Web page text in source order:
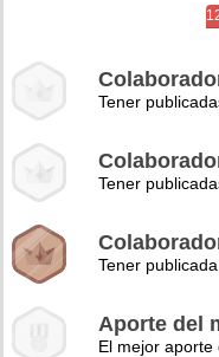
Tener
Tener
Tener
Aporte del
El mejor aporte